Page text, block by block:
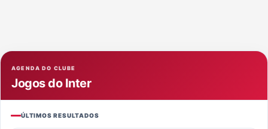
AGENDA DO CLUBE
Jogos do Inter
ÚLTIMOS RESULTADOS